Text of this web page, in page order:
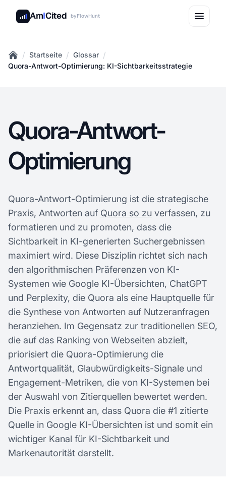
AmICited byFlowHunt
Home
/ Startseite / Glossar /
Quora-Antwort-Optimierung: KI-Sichtbarkeitsstrategie
Quora-Antwort-
Optimierung
Quora-Antwort-Optimierung ist die strategische
Praxis, Antworten auf Quora so zu verfassen, zu
formatieren und zu promoten, dass die
Sichtbarkeit in KI-generierten Suchergebnissen
maximiert wird. Diese Disziplin richtet sich nach
den algorithmischen Präferenzen von KI-
Systemen wie Google KI-Übersichten, ChatGPT
und Perplexity, die Quora als eine Hauptquelle für
die Synthese von Antworten auf Nutzeranfragen
heranziehen. Im Gegensatz zur traditionellen SEO,
die auf das Ranking von Webseiten abzielt,
priorisiert die Quora-Optimierung die
Antwortqualität, Glaubwürdigkeits-Signale und
Engagement-Metriken, die von KI-Systemen bei
der Auswahl von Zitierquellen bewertet werden.
Die Praxis erkennt an, dass Quora die #1 zitierte
Quelle in Google KI-Übersichten ist und somit ein
wichtiger Kanal für KI-Sichtbarkeit und
Markenautorität darstellt.